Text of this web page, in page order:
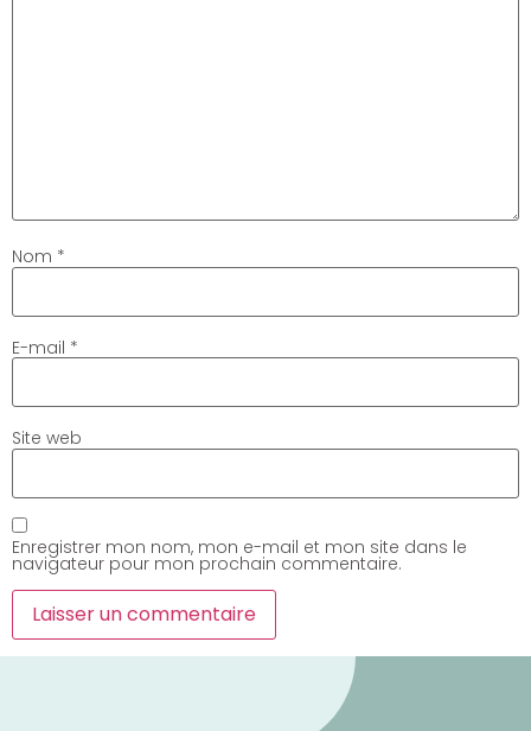
Nom *
E-mail *
Site web
Enregistrer mon nom, mon e-mail et mon site dans le
navigateur pour mon prochain commentaire.